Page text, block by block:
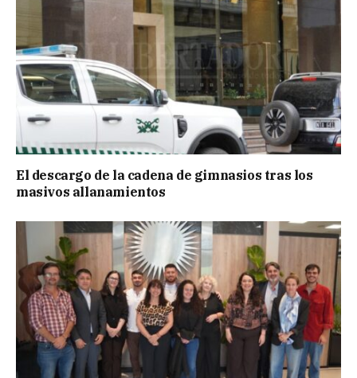
El descargo de la cadena de gimnasios tras los
masivos allanamientos